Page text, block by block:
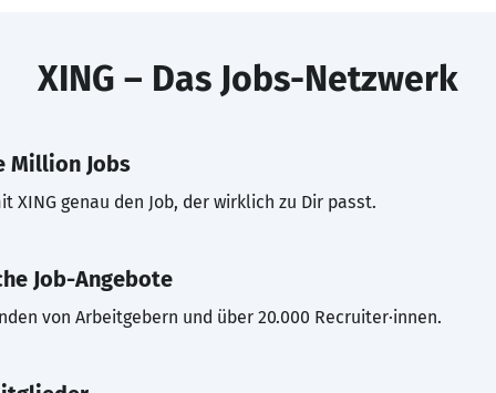
XING – Das Jobs-Netzwerk
Million Jobs
XING genau den Job, der wirklich zu Dir passt.
Job-Angebote
von Arbeitgebern und über 20.000 Recruiter·innen.